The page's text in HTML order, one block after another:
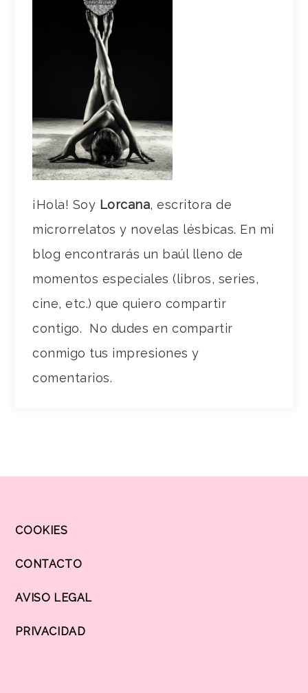
¡Hola! Soy Lorcana, escritora de
microrrelatos y novelas lésbicas. En mi
blog encontrarás un baúl lleno de
momentos especiales (libros, series,
cine, etc.) que quiero compartir
contigo. No dudes en compartir
conmigo tus impresiones y
comentarios.
COOKIES
CONTACTO
AVISO LEGAL
PRIVACIDAD